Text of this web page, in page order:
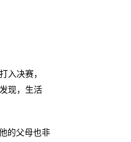
入决赛，
现，生活
的父母也非